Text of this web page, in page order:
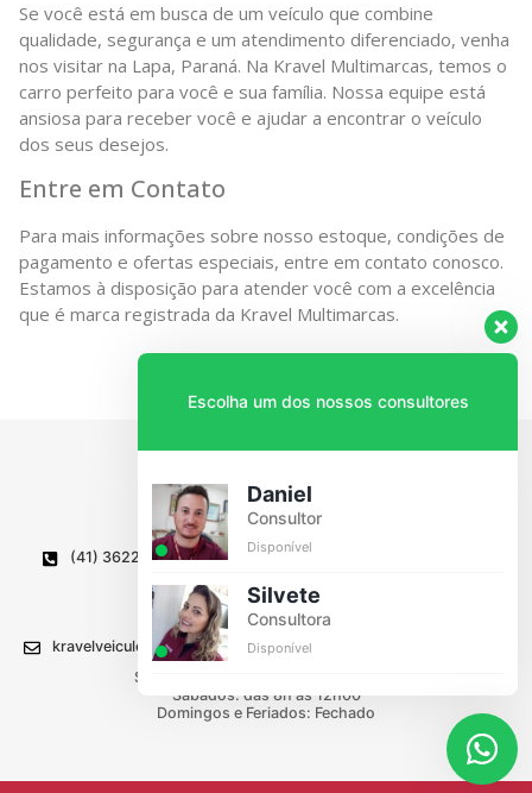
Se você está em busca de um veículo que combine
qualidade, segurança e um atendimento diferenciado, venha
nos visitar na Lapa, Paraná. Na Kravel Multimarcas, temos o
carro perfeito para você e sua família. Nossa equipe está
ansiosa para receber você e ajudar a encontrar o veículo
dos seus desejos.
Entre em Contato
Para mais informações sobre nosso estoque, condições de
pagamento e ofertas especiais, entre em contato conosco.
Estamos à disposição para atender você com a excelência
que é marca registrada da Kravel Multimarcas.
(41) 3622-1336
Wilson Montenegro, Lapa - PR
CEP 83750-000
kravelveiculos@kravel.com.br
Segunda a Sexta: das 8h00 às 18h00
Sábados: das 8h às 12h00
Domingos e Feriados: Fechado
Escolha um dos nossos consultores
Daniel
Consultor
Disponível
Silvete
Consultora
Disponível